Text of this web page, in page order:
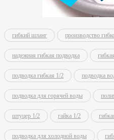
гибкий шланг производство
надежная гибкая подводка
подводка гибкая 1/2 подводка
подводка для горячей воды
штуцер 1/2 гайка 1/2
подводка для холодной воды